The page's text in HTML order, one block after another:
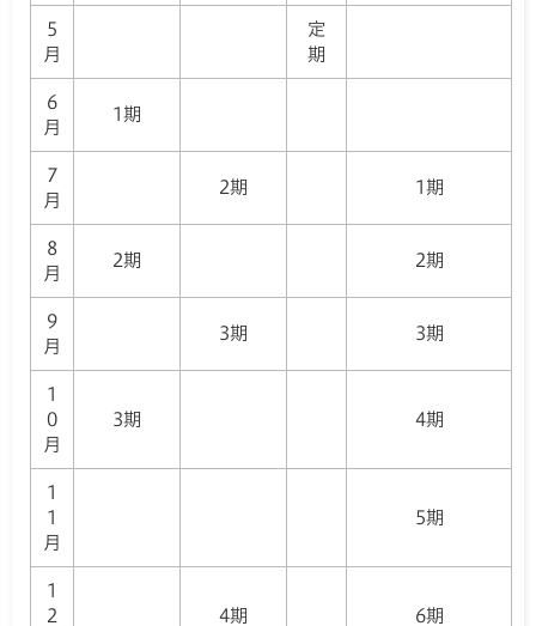
5
月
定
期
6
月
1期
7
月
2期 1期
8
月
2期 2期
9
月
3期 3期
1
0
月
3期 4期
1
1
月
5期
1
2
4期 6期